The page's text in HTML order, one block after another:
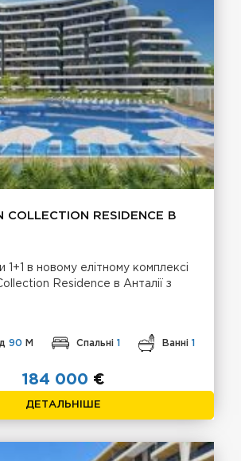
COLLECTION RESIDENCE В
1+1 в новому елітному комплексі
Residence в Анталії з
90 М Спальні 1 Ванні 1
184 000 €
ДЕТАЛЬНІШЕ